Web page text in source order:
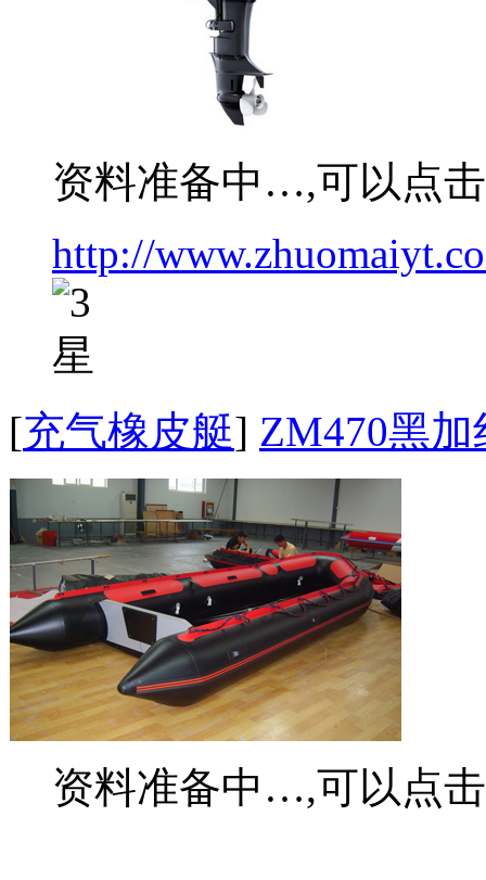
资料准备中…,可以点
http://
[充气橡皮艇] ZM470黑
资料准备中…,可以点